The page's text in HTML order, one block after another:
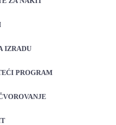
IZRADU
PROGRAM